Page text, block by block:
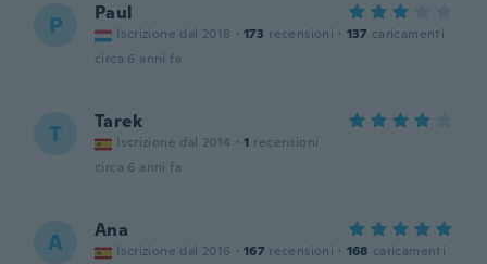
P Paul
Iscrizione dal 2018 · 173 recensioni · 137 caricamenti
circa 6 anni fa
T Tarek
Iscrizione dal 2014 · 1 recensioni
circa 6 anni fa
A Ana
Iscrizione dal 2016 · 167 recensioni · 168 caricamenti